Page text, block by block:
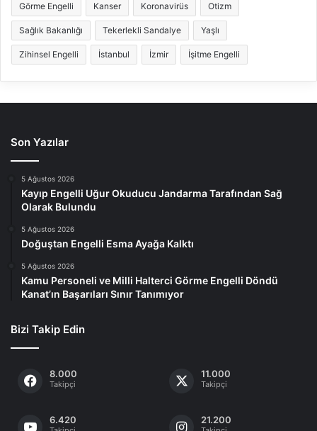
Görme Engelli Kanser Koronavirüs Otizm
Sağlık Bakanlığı Tekerlekli Sandalye Yaşlı
Zihinsel Engelli İstanbul İzmir İşitme Engelli
Son Yazılar
5 Ağustos 2026
Kayıp Engelli Uğur Okuducu Jandarma Tarafından Sağ
Olarak Bulundu
5 Ağustos 2026
Doğuştan Engelli Esma Ayağa Kalktı
5 Ağustos 2026
Kamu Personeli ve Milli Halterci Görme Engelli Döndü
Kanat’ın Başarıları Sınır Tanımıyor
Bizi Takip Edin
8.000
Takipçi
11.000
Takipçi
6.420 21.200